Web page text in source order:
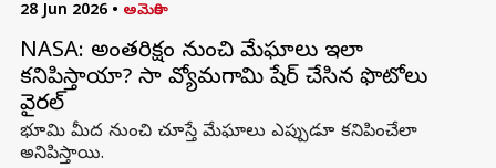
28 Jun 2026 • అమెరికా
NASA: అంతరిక్షం నుంచి మేఘాలు ఇలా
కనిపిస్తాయా? నాసా వ్యోమగామి షేర్ చేసిన ఫొటోలు
వైరల్
భూమి మీద నుంచి చూస్తే మేఘాలు ఎప్పుడూ కనిపించేలా
అనిపిస్తాయి.